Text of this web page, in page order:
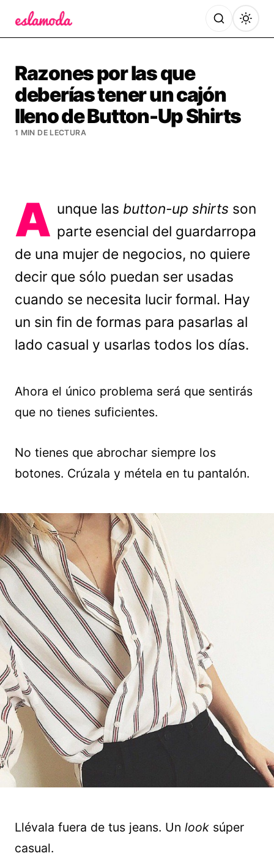
Razones por las que
deberías tener un cajón
lleno de Button-Up Shirts
1 MIN DE LECTURA
A unque las button-up shirts son
parte esencial del guardarropa
de una mujer de negocios, no quiere
decir que sólo puedan ser usadas
cuando se necesita lucir formal. Hay
un sin fin de formas para pasarlas al
lado casual y usarlas todos los días.
Ahora el único problema será que sentirás
que no tienes suficientes.
No tienes que abrochar siempre los
botones. Crúzala y métela en tu pantalón.
Llévala fuera de tus jeans. Un look súper
casual.